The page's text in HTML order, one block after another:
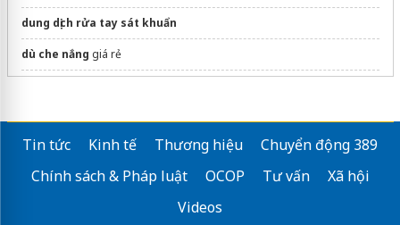
dung dịch rửa tay sát khuẩn
dù che nắng giá rẻ
Tin tức Kinh tế Thương hiệu
Chuyển động 389
Chính sách & Pháp luật
OCOP Tư vấn
Xã hội
Videos